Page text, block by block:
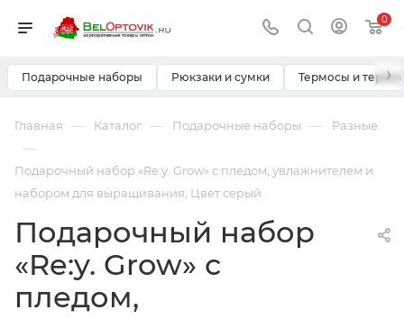
0
Подарочные наборы Рюкзаки и сумки Термосы и ›
Главная — Каталог — Подарочные наборы — Разные
—
Подарочный набор «Re:y. Grow» с пледом, увлажнителем и
набором для выращивания, Цвет серый
Подарочный набор
«Re:y. Grow» с
пледом,